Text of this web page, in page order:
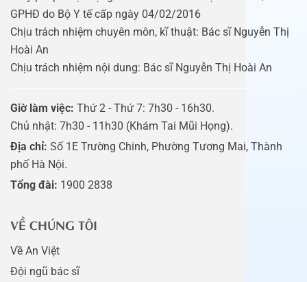
GPHĐ do Bộ Y tế cấp ngày 04/02/2016
Chịu trách nhiệm chuyên môn, kĩ thuật: Bác sĩ Nguyễn Thị
Hoài An
Chịu trách nhiệm nội dung: Bác sĩ Nguyễn Thị Hoài An
Giờ làm việc: Thứ 2 - Thứ 7: 7h30 - 16h30.
Chủ nhật: 7h30 - 11h30 (Khám Tai Mũi Họng).
Địa chỉ: Số 1E Trường Chinh, Phường Tương Mai, Thành
phố Hà Nội.
Tổng đài: 1900 2838
VỀ CHÚNG TÔI
Về An Việt
Đội ngũ bác sĩ